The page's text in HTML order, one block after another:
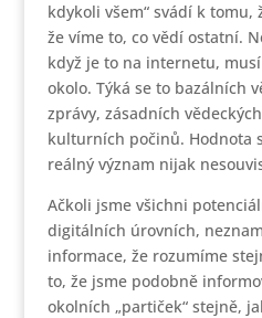
kdykoli všem“ svádí k tomu,
že víme to, co vědí ostatní.
když je to na internetu,
okolo. Týká se to bazálních
zprávy, zásadních
kulturních počinů. Hodnota
reálný význam nijak
Ačkoli jsme všichni
digitálních úrovních,
informace, že rozumíme
to, že jsme podobně
okolních „partiček“ stejně,